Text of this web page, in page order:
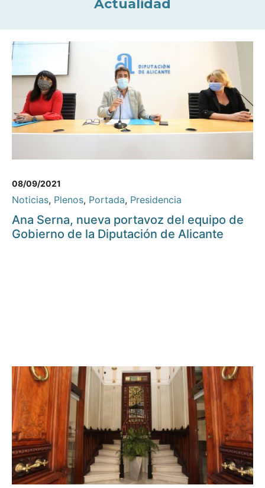
Actualidad
08/09/2021
Noticias, Plenos, Portada, Presidencia
Ana Serna, nueva portavoz del equipo de
Gobierno de la Diputación de Alicante